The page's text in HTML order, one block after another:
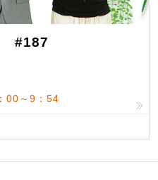
#187
00～9：54